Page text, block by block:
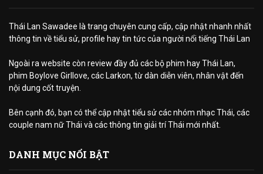
Thái Lan Sawadee là trang chuyên cung cấp, cập nhật nhanh nhất
thông tin về tiểu sử, profile hay tin tức của người nổi tiếng Thái Lan
Ngoài ra website còn review đầy đủ các bộ phim hay Thái Lan,
phim Boylove Girllove, các Larkon, từ dàn diễn viên, nhân vật đến
nội dung cốt truyện.
Bên cạnh đó, bạn có thể cập nhật tiểu sử các nhóm nhạc Thái, các
couple nam nữ Thái và các thông tin giải trí Thái mới nhất.
DANH MỤC NỔI BẬT